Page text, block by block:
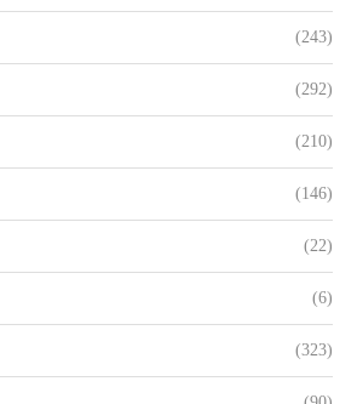
(243)
(292)
(210)
(146)
(22)
(6)
(323)